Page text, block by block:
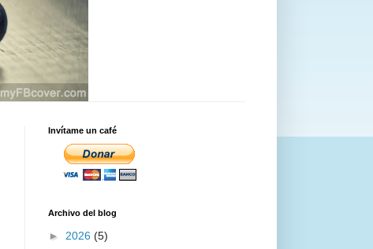
Invítame un café
Archivo del blog
► 2026 (5)